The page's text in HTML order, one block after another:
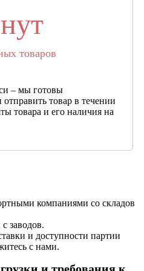
товаров
– мы готовы
товар в течении
товара и его наличия на
компаниями со складов
заводов.
и доступности партии
с нами.